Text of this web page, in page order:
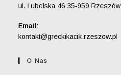
ul. Lubelska 46 35-959 Rzeszów
Email:
kontakt@greckikacik.rzeszow.pl
O Nas